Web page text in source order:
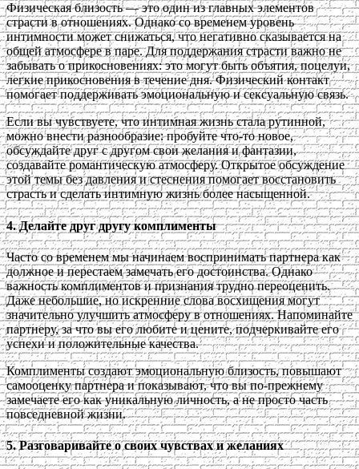
Физическая близость — это один из главных элементов
страсти в отношениях. Однако со временем уровень
интимности может снижаться, что негативно сказывается на
общей атмосфере в паре. Для поддержания страсти важно не
забывать о прикосновениях: это могут быть объятия, поцелуи,
легкие прикосновения в течение дня. Физический контакт
помогает поддерживать эмоциональную и сексуальную связь.
Если вы чувствуете, что интимная жизнь стала рутинной,
можно внести разнообразие: пробуйте что-то новое,
обсуждайте друг с другом свои желания и фантазии,
создавайте романтическую атмосферу. Открытое обсуждение
этой темы без давления и стеснения помогает восстановить
страсть и сделать интимную жизнь более насыщенной.
4. Делайте друг другу комплименты
Часто со временем мы начинаем воспринимать партнера как
должное и перестаем замечать его достоинства. Однако
важность комплиментов и признания трудно переоценить.
Даже небольшие, но искренние слова восхищения могут
значительно улучшить атмосферу в отношениях. Напоминайте
партнеру, за что вы его любите и цените, подчеркивайте его
успехи и положительные качества.
Комплименты создают эмоциональную близость, повышают
самооценку партнера и показывают, что вы по-прежнему
замечаете его как уникальную личность, а не просто часть
повседневной жизни.
5. Разговаривайте о своих чувствах и желаниях